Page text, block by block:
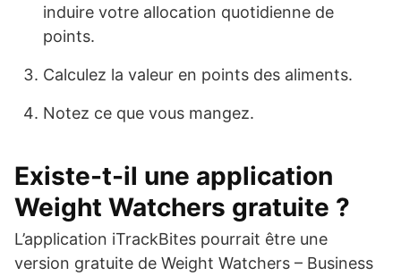
induire votre allocation quotidienne de
points.
Calculez la valeur en points des aliments.
Notez ce que vous mangez.
Existe-t-il une application
Weight Watchers gratuite ?
L’application iTrackBites pourrait être une
version gratuite de Weight Watchers – Business